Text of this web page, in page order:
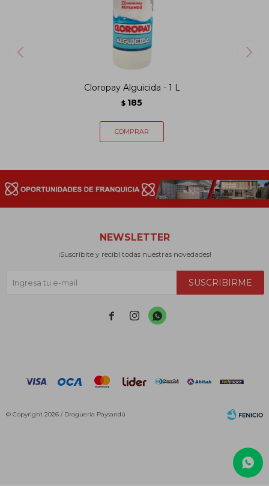
Cloropay Alguicida - 1 L
$ 185
NEWSLETTER
¡Suscribite y recibí todas nuestras novedades!
SUSCRIBIRME
  
© Copyright 2026 / Droguería Paysandú